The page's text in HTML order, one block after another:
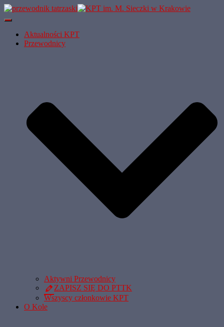
Przełącz
NawigacjęAktualności KPT
Przewodnicy
Aktywni Przewodnicy
ZAPISZ SIĘ DO PTTK
Wszyscy członkowie KPT
O Kole